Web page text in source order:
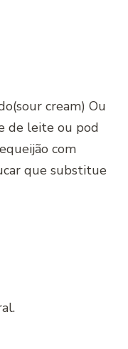
cream) Ou
de leite ou pod
com
que substitue